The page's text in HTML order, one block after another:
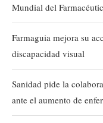
Mundial del
Farmaguia mejora su
discapacidad visual
Sanidad pide la
ante el aumento de